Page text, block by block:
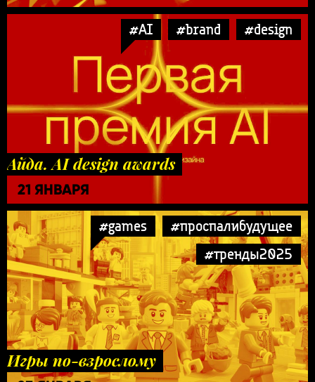
#AI #brand #design
Айда. AI design awards
21 ЯНВАРЯ
#games
#проспалибудущее
#тренды2025
Игры по-взрослому